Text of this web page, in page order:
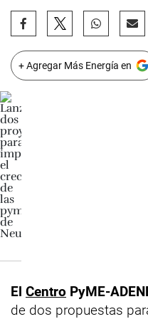
+ Agregar Más Energía en
El Centro PyME-
de dos propuestas